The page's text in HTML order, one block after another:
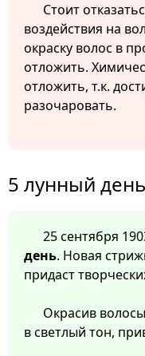
Стоит
воздействия на
окраску волос в
отложить.
отложить, т.к.
разочаровать.
5 лунный
25 сентября
день. Новая
придаст
Окрасив
в светлый тон,